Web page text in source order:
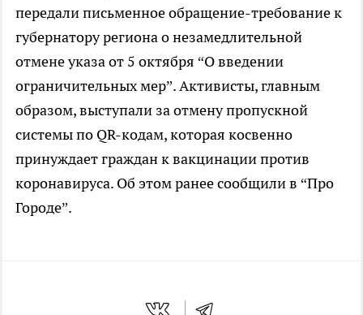
передали письменное обращение-требование к
губернатору региона о незамедлительной
отмене указа от 5 октября “О введении
ограничительных мер”. Активисты, главным
образом, выступали за отмену пропускной
системы по QR-кодам, которая косвенно
принуждает граждан к вакцинации против
коронавируса. Об этом ранее сообщили в “Про
Городе”.